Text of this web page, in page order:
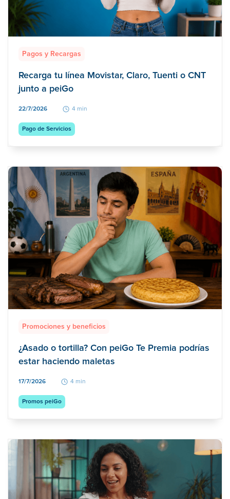
Pagos y Recargas
Recarga tu línea Movistar, Claro, Tuenti o CNT
junto a peiGo
22/7/2026 4 min
Pago de Servicios
Promociones y beneficios
¿Asado o tortilla? Con peiGo Te Premia podrías
estar haciendo maletas
17/7/2026 4 min
Promos peiGo